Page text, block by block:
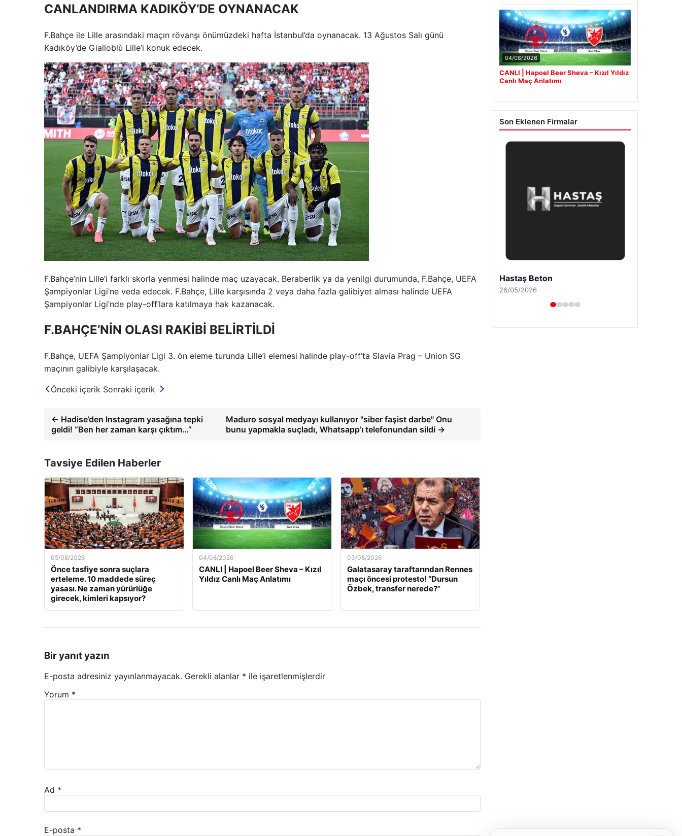
CANLANDIRMA KADIKÖY’DE OYNANACAK
F.Bahçe ile Lille arasındaki maçın rövanşı önümüzdeki hafta İstanbul’da oynanacak. 13 Ağustos Salı günü
Kadıköy’de Gialloblù Lille’i konuk edecek.
F.Bahçe’nin Lille’i farklı skorla yenmesi halinde maç uzayacak. Beraberlik ya da yenilgi durumunda, F.Bahçe, UEFA
Şampiyonlar Ligi’ne veda edecek. F.Bahçe, Lille karşısında 2 veya daha fazla galibiyet alması halinde UEFA
Şampiyonlar Ligi’nde play-off’lara katılmaya hak kazanacak.
F.BAHÇE’NİN OLASI RAKİBİ BELİRTİLDİ
F.Bahçe, UEFA Şampiyonlar Ligi 3. ön eleme turunda Lille’i elemesi halinde play-off’ta Slavia Prag – Union SG
maçının galibiyle karşılaşacak.
Önceki içerik Sonraki içerik
← Hadise’den Instagram yasağına tepki
geldi! “Ben her zaman karşı çıktım…”
Maduro sosyal medyayı kullanıyor "siber faşist darbe" Onu
bunu yapmakla suçladı, Whatsapp’ı telefonundan sildi →
Tavsiye Edilen Haberler
05/08/2026
Önce tasfiye sonra suçlara
erteleme. 10 maddede süreç
yasası. Ne zaman yürürlüğe
girecek, kimleri kapsıyor?
04/08/2026
CANLI | Hapoel Beer Sheva – Kızıl
Yıldız Canlı Maç Anlatımı
03/08/2026
Galatasaray taraftarından Rennes
maçı öncesi protesto! “Dursun
Özbek, transfer nerede?”
Bir yanıt yazın
E-posta adresiniz yayınlanmayacak. Gerekli alanlar * ile işaretlenmişlerdir
Yorum *
Ad *
E-posta *
04/08/2026
CANLI | Hapoel Beer Sheva – Kızıl Yıldız
Canlı Maç Anlatımı
Son Eklenen Firmalar
Enes Kaplan Avukatlık Bürosu
28/04/2026